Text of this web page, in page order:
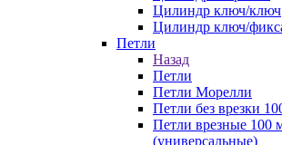
Цилиндр ключ/ключ
Цилиндр ключ/
Петли
Назад
Петли
Петли Морелли
Петли без врезки
Петли врезные 100
(универсальные)